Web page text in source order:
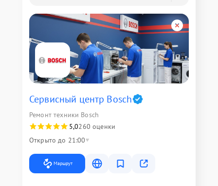
Сервисный центр Bosch
Ремонт техники Bosch
5,0260 оценки
Открыто до 21:00
Маршрут